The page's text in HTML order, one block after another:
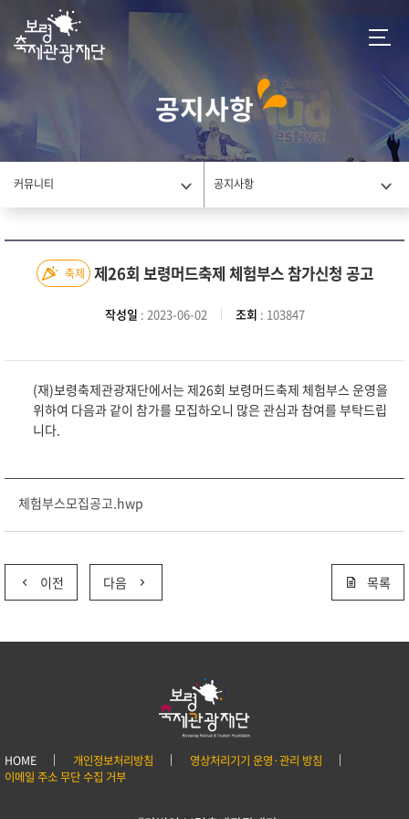
공지사항
커뮤니티 공지사항
축제 제26회 보령머드축제 체험부스 참가신청 공고
작성일 : 2023-06-02 조회 : 103847
(재)보령축제관광재단에서는 제26회 보령머드축제 체험부스 운영을
위하여 다음과 같이 참가를 모집하오니 많은 관심과 참여를 부탁드립
니다.
체험부스모집공고.hwp
이전 다음 목록
HOME 개인정보처리방침
영상처리기기 운영·관리 방침
이메일 주소 무단 수집 거부